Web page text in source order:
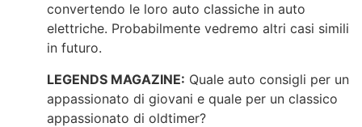
convertendo le loro auto classiche in auto
elettriche. Probabilmente vedremo altri casi simili
in futuro.
LEGENDS MAGAZINE: Quale auto consigli per un
appassionato di giovani e quale per un classico
appassionato di oldtimer?